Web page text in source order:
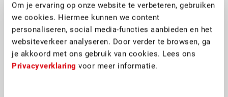
Om je ervaring op onze website te verbeteren, gebruiken
we cookies. Hiermee kunnen we content
personaliseren, social media-functies aanbieden en het
websiteverkeer analyseren. Door verder te browsen, ga
je akkoord met ons gebruik van cookies. Lees ons
Privacyverklaring voor meer informatie.
"De samenwerking is vlekkeloos
verlopen, zeker als je kijkt naar de
complexiteit van het project en de
hoeveelheid woningen."